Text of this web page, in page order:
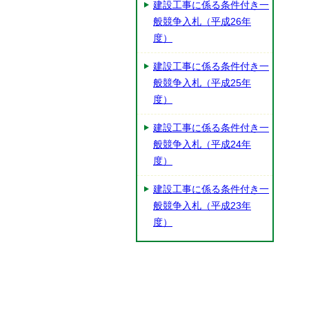
建設工事に係る条件付き一
般競争入札（平成26年
度）
建設工事に係る条件付き一
般競争入札（平成25年
度）
建設工事に係る条件付き一
般競争入札（平成24年
度）
建設工事に係る条件付き一
般競争入札（平成23年
度）